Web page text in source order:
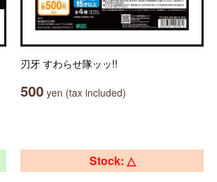
刃牙 すわらせ隊ッッ!!
500 yen (tax included)
Stock: △